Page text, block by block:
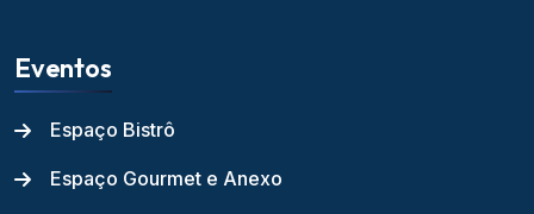
Eventos
Espaço Bistrô
Espaço Gourmet e Anexo